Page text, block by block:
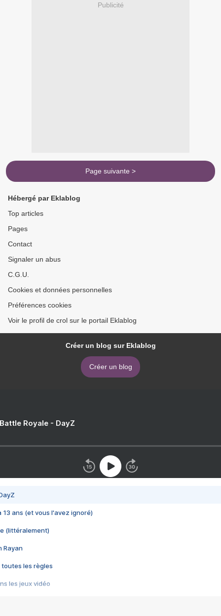
Publicité
Page suivante >
Hébergé par Eklablog
Top articles
Pages
Contact
Signaler un abus
C.G.U.
Cookies et données personnelles
Préférences cookies
Voir le profil de crol sur le portail Eklablog
Créer un blog sur Eklablog
Créer un blog
Royale - DayZ
13 ans (et vous l'avez ignoré)
(littéralement)
Rayan
toutes les règles
les jeux vidéo